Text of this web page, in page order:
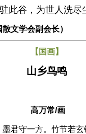
此谷，为世人洗尽
散文学会副会长）
【国画】
山乡鸟鸣
高万常/画
君守一方。竹节若玄